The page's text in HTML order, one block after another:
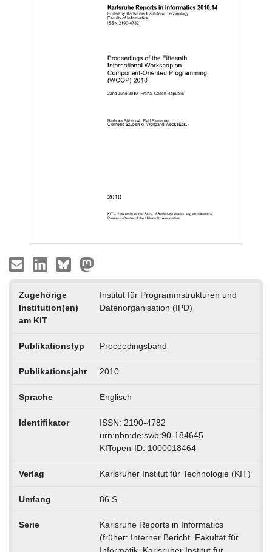
Zugehörige
Institution(en)
am KIT
Institut für Programmstrukturen und
Datenorganisation (IPD)
Publikationstyp Proceedingsband
Publikationsjahr 2010
Sprache Englisch
Identifikator
ISSN: 2190-4782
urn:nbn:de:swb:90-184645
KITopen-ID: 1000018464
Verlag Karlsruher Institut für Technologie (KIT)
Umfang 86 S.
Serie
Karlsruhe Reports in Informatics
(früher: Interner Bericht. Fakultät für
Informatik, Karlsruher Institut für